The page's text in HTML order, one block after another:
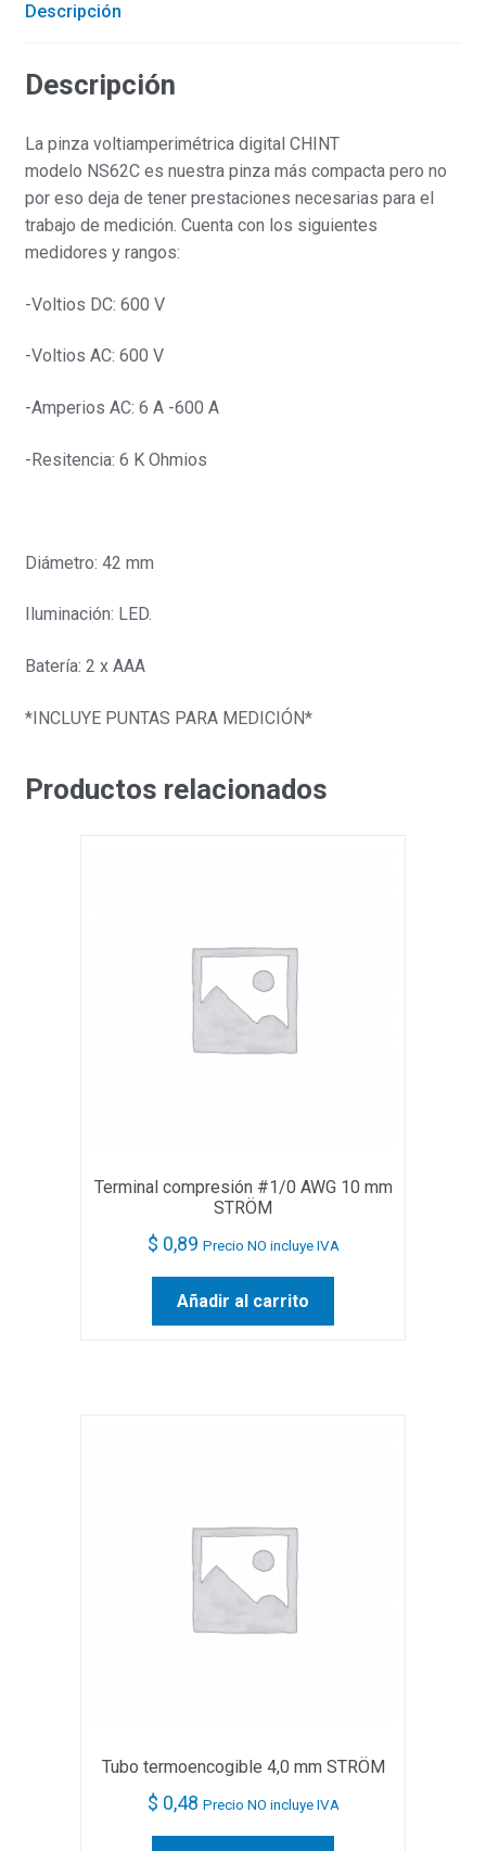
Descripción
Descripción
La pinza voltiamperimétrica digital CHINT
modelo NS62C es nuestra pinza más compacta pero no
por eso deja de tener prestaciones necesarias para el
trabajo de medición. Cuenta con los siguientes
medidores y rangos:
-Voltios DC: 600 V
-Voltios AC: 600 V
-Amperios AC: 6 A -600 A
-Resitencia: 6 K Ohmios
Diámetro: 42 mm
Iluminación: LED.
Batería: 2 x AAA
*INCLUYE PUNTAS PARA MEDICIÓN*
Productos relacionados
Terminal compresión #1/0 AWG 10 mm
STRÖM
$ 0,89 Precio NO incluye IVA
Añadir al carrito
Tubo termoencogible 4,0 mm STRÖM
$ 0,48 Precio NO incluye IVA